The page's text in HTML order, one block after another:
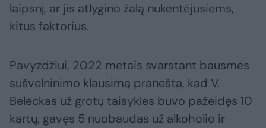
laipsnį, ar jis atlygino žalą nukentėjusiems,
kitus faktorius.
Pavyzdžiui, 2022 metais svarstant bausmės
sušvelninimo klausimą pranešta, kad V.
Beleckas už grotų taisykles buvo pažeidęs 10
kartų, gavęs 5 nuobaudas už alkoholio ir